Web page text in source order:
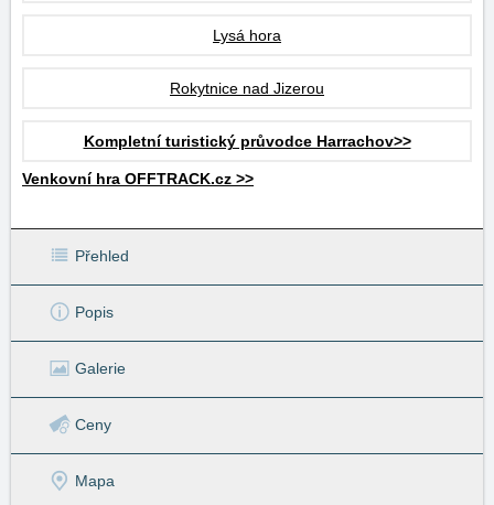
Lysá hora
Rokytnice nad Jizerou
Kompletní turistický průvodce Harrachov>>
Venkovní hra OFFTRACK.cz >>
Přehled
Popis
Galerie
Ceny
Mapa